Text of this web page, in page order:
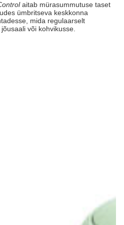
aitab mürasummutuse taset
ümbritseva keskkonna
mida regulaarselt
või kohvikusse.